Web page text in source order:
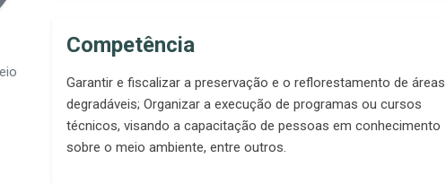
Competência
Garantir e fiscalizar a preservação e o reflorestamento de áreas
degradáveis; Organizar a execução de programas ou cursos
técnicos, visando a capacitação de pessoas em conhecimento
sobre o meio ambiente, entre outros.